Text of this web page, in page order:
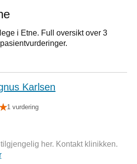
i Etne. Full oversikt over 3
Karlsen
1 vurdering
her. Kontakt klinikken.